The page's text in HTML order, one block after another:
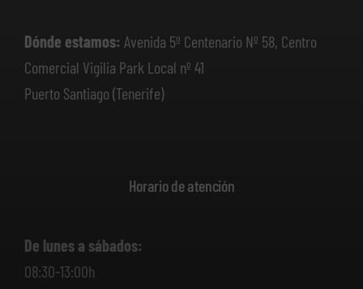
Dónde estamos: Avenida 5º Centenario Nº 58, Centro
Comercial Vigilia Park Local nº 41
Puerto Santiago (Tenerife)
Horario de atención
De lunes a sábados:
08:30-13:00h